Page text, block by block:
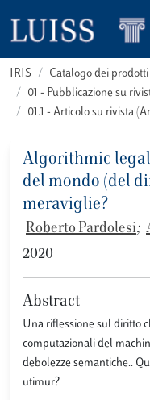
IRIS
Catalogo dei
01 - Pubblicazione su
01.1 - Articolo su rivista
Algorithmic
del mondo (del
meraviglie?
Roberto Pardolesi;
2020
Abstract
Una riflessione sul diritto
computazionali del
debolezze semantiche..
utimur?